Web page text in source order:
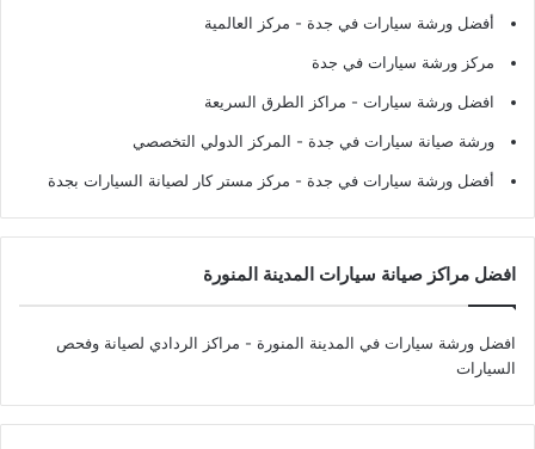
أفضل ورشة سيارات في جدة - مركز العالمية
مركز ورشة سيارات في جدة
افضل ورشة سيارات - مراكز الطرق السريعة
ورشة صيانة سيارات في جدة - المركز الدولي التخصصي
أفضل ورشة سيارات في جدة - مركز مستر كار لصيانة السيارات بجدة
افضل مراكز صيانة سيارات المدينة المنورة
افضل ورشة سيارات في المدينة المنورة - مراكز الردادي لصيانة وفحص
السيارات